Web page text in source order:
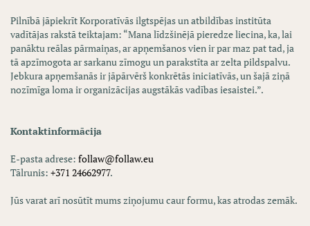
Pilnībā jāpiekrīt Korporatīvās ilgtspējas un atbildības institūta
vadītājas rakstā teiktajam: “Mana līdzšinējā pieredze liecina, ka, lai
panāktu reālas pārmaiņas, ar apņemšanos vien ir par maz pat tad, ja
tā apzīmogota ar sarkanu zīmogu un parakstīta ar zelta pildspalvu.
Jebkura apņemšanās ir jāpārvērš konkrētās iniciatīvās, un šajā ziņā
nozīmīga loma ir organizācijas augstākās vadības iesaistei.”.
Kontaktinformācija
E-pasta adrese: follaw@follaw.eu
Tālrunis: +371 24662977.
Jūs varat arī nosūtīt mums ziņojumu caur formu, kas atrodas zemāk.